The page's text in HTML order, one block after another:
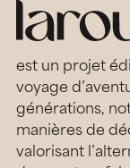
est un projet
voyage
générations,
manières de
valorisant